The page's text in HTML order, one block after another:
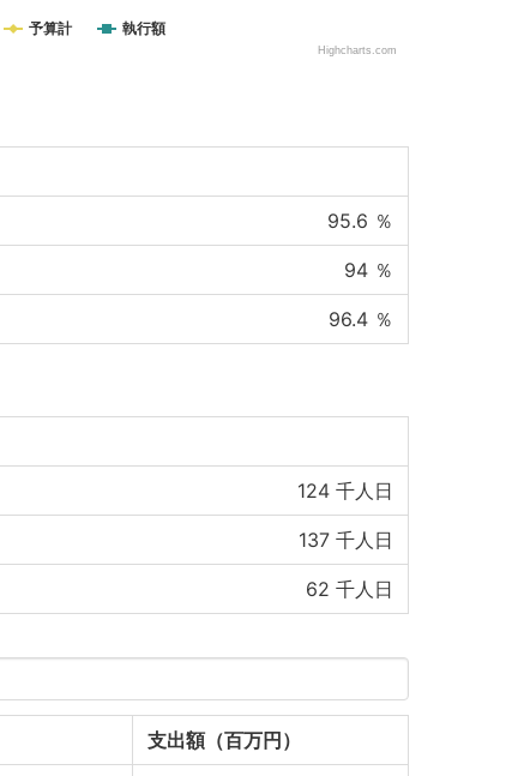
予算計 執行額
Highcharts.com
95.6 ％
94 ％
96.4 ％
124 千人日
137 千人日
62 千人日
支出額（百万円）